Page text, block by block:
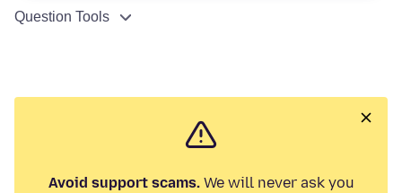
Question Tools
Avoid support scams.We will never ask you